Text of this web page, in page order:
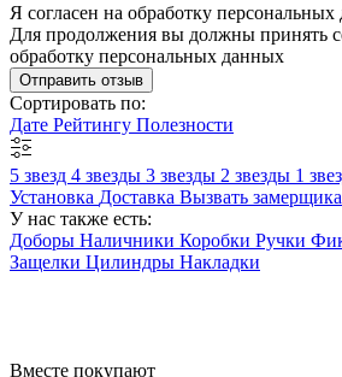
Я согласен на обработку
Для продолжения вы должны принять
обработку персональных данных
Отправить отзыв
Сортировать по:
Дате Рейтингу Полезности
5 звезд 4 звезды 3 звезды 2 звезды 1
Установка Доставка Вызвать замерщика
У нас также есть:
Доборы Наличники Коробки Ручки
Защелки Цилиндры Накладки
Вместе покупают